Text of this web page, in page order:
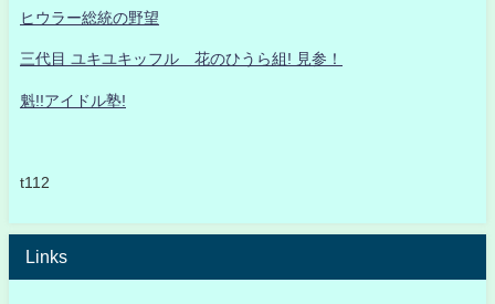
ヒウラー総統の野望
三代目 ユキユキッフル 花のひうら組! 見参！
魁!!アイドル塾!
t112
Links